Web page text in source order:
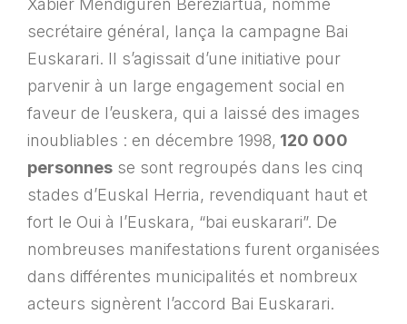
Xabier Mendiguren Bereziartua, nommé
secrétaire général, lança la campagne Bai
Euskarari. Il s’agissait d’une initiative pour
parvenir à un large engagement social en
faveur de l’euskera, qui a laissé des images
inoubliables : en décembre 1998, 120 000
personnes se sont regroupés dans les cinq
stades d’Euskal Herria, revendiquant haut et
fort le Oui à l’Euskara, “bai euskarari”. De
nombreuses manifestations furent organisées
dans différentes municipalités et nombreux
acteurs signèrent l’accord Bai Euskarari.